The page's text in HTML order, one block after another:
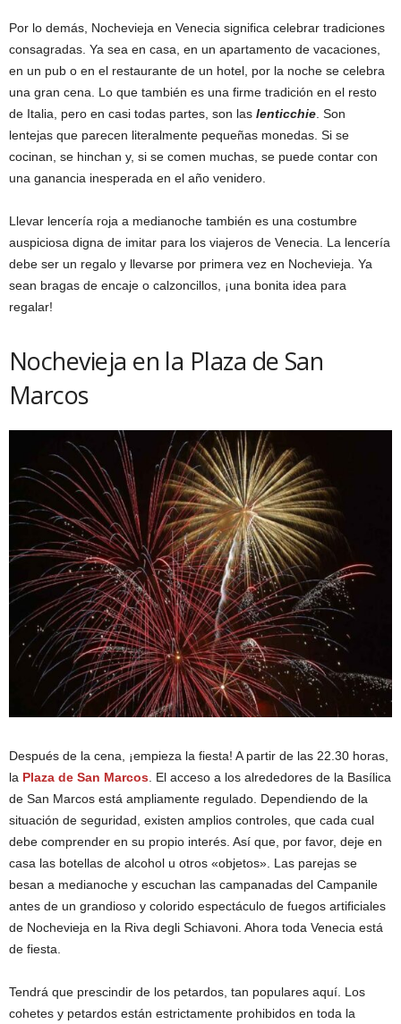
Por lo demás, Nochevieja en Venecia significa celebrar tradiciones
consagradas. Ya sea en casa, en un apartamento de vacaciones,
en un pub o en el restaurante de un hotel, por la noche se celebra
una gran cena. Lo que también es una firme tradición en el resto
de Italia, pero en casi todas partes, son las lenticchie . Son
lentejas que parecen literalmente pequeñas monedas. Si se
cocinan, se hinchan y, si se comen muchas, se puede contar con
una ganancia inesperada en el año venidero.
Llevar lencería roja a medianoche también es una costumbre
auspiciosa digna de imitar para los viajeros de Venecia. La lencería
debe ser un regalo y llevarse por primera vez en Nochevieja. Ya
sean bragas de encaje o calzoncillos, ¡una bonita idea para
regalar!
Nochevieja en la Plaza de San
Marcos
Después de la cena, ¡empieza la fiesta! A partir de las 22.30 horas,
la Plaza de San Marcos . El acceso a los alrededores de la Basílica
de San Marcos está ampliamente regulado. Dependiendo de la
situación de seguridad, existen amplios controles, que cada cual
debe comprender en su propio interés. Así que, por favor, deje en
casa las botellas de alcohol u otros «objetos». Las parejas se
besan a medianoche y escuchan las campanadas del Campanile
antes de un grandioso y colorido espectáculo de fuegos artificiales
de Nochevieja en la Riva degli Schiavoni. Ahora toda Venecia está
de fiesta.
Tendrá que prescindir de los petardos, tan populares aquí. Los
cohetes y petardos están estrictamente prohibidos en toda la